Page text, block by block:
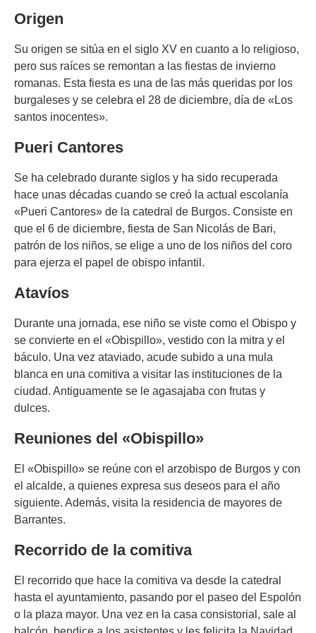
Origen
Su origen se sitúa en el siglo XV en cuanto a lo religioso,
pero sus raíces se remontan a las fiestas de invierno
romanas. Esta fiesta es una de las más queridas por los
burgaleses y se celebra el 28 de diciembre, día de «Los
santos inocentes».
Pueri Cantores
Se ha celebrado durante siglos y ha sido recuperada
hace unas décadas cuando se creó la actual escolanía
«Pueri Cantores» de la catedral de Burgos. Consiste en
que el 6 de diciembre, fiesta de San Nicolás de Bari,
patrón de los niños, se elige a uno de los niños del coro
para ejerza el papel de obispo infantil.
Atavíos
Durante una jornada, ese niño se viste como el Obispo y
se convierte en el «Obispillo», vestido con la mitra y el
báculo. Una vez ataviado, acude subido a una mula
blanca en una comitiva a visitar las instituciones de la
ciudad. Antiguamente se le agasajaba con frutas y
dulces.
Reuniones del «Obispillo»
El «Obispillo» se reúne con el arzobispo de Burgos y con
el alcalde, a quienes expresa sus deseos para el año
siguiente. Además, visita la residencia de mayores de
Barrantes.
Recorrido de la comitiva
El recorrido que hace la comitiva va desde la catedral
hasta el ayuntamiento, pasando por el paseo del Espolón
o la plaza mayor. Una vez en la casa consistorial, sale al